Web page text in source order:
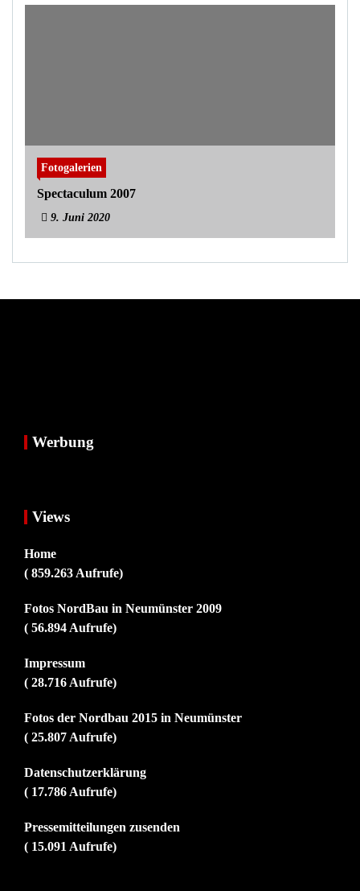
Fotogalerien
Spectaculum 2007
9. Juni 2020
Werbung
Views
Home
( 859.263 Aufrufe)
Fotos NordBau in Neumünster 2009
( 56.894 Aufrufe)
Impressum
( 28.716 Aufrufe)
Fotos der Nordbau 2015 in Neumünster
( 25.807 Aufrufe)
Datenschutzerklärung
( 17.786 Aufrufe)
Pressemitteilungen zusenden
( 15.091 Aufrufe)